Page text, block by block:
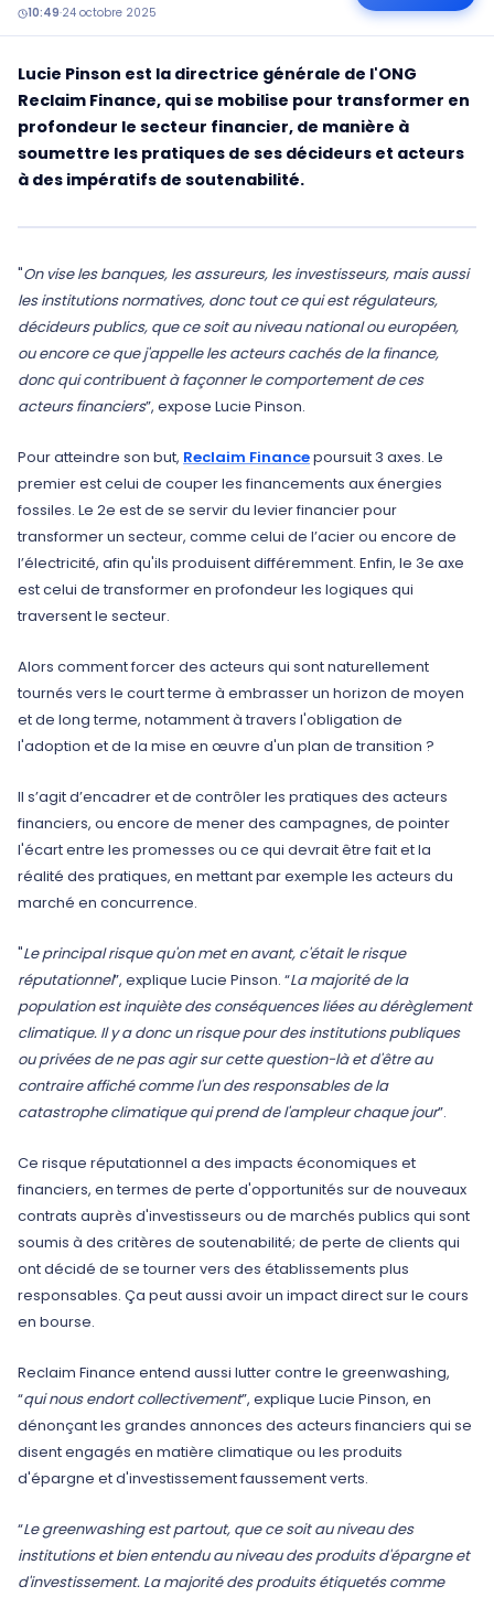
10:49·24 octobre 2025
Lucie Pinson est la directrice générale de l'ONG
Reclaim Finance, qui se mobilise pour transformer en
profondeur le secteur financier, de manière à
soumettre les pratiques de ses décideurs et acteurs
à des impératifs de soutenabilité.
"On vise les banques, les assureurs, les investisseurs, mais aussi
les institutions normatives, donc tout ce qui est régulateurs,
décideurs publics, que ce soit au niveau national ou européen,
ou encore ce que j'appelle les acteurs cachés de la finance,
donc qui contribuent à façonner le comportement de ces
acteurs financiers”, expose Lucie Pinson.
Pour atteindre son but, Reclaim Financepoursuit 3 axes. Le
premier est celui de couper les financements aux énergies
fossiles. Le 2e est de se servir du levier financier pour
transformer un secteur, comme celui de l’acier ou encore de
l’électricité, afin qu'ils produisent différemment. Enfin, le 3e axe
est celui de transformer en profondeur les logiques qui
traversent le secteur.
Alors comment forcer des acteurs qui sont naturellement
tournés vers le court terme à embrasser un horizon de moyen
et de long terme, notamment à travers l'obligation de
l'adoption et de la mise en œuvre d'un plan de transition ?
Il s’agit d’encadrer et de contrôler les pratiques des acteurs
financiers, ou encore de mener des campagnes, de pointer
l'écart entre les promesses ou ce qui devrait être fait et la
réalité des pratiques, en mettant par exemple les acteurs du
marché en concurrence.
"Le principal risque qu'on met en avant, c'était le risque
réputationnel”, explique Lucie Pinson. “La majorité de la
population est inquiète des conséquences liées au dérèglement
climatique. Il y a donc un risque pour des institutions publiques
ou privées de ne pas agir sur cette question-là et d'être au
contraire affiché comme l'un des responsables de la
catastrophe climatique qui prend de l'ampleur chaque jour”.
Ce risque réputationnel a des impacts économiques et
financiers, en termes de perte d'opportunités sur de nouveaux
contrats auprès d'investisseurs ou de marchés publics qui sont
soumis à des critères de soutenabilité; de perte de clients qui
ont décidé de se tourner vers des établissements plus
responsables. Ça peut aussi avoir un impact direct sur le cours
en bourse.
Reclaim Finance entend aussi lutter contre le greenwashing,
“qui nous endort collectivement”, explique Lucie Pinson, en
dénonçant les grandes annonces des acteurs financiers qui se
disent engagés en matière climatique ou les produits
d'épargne et d'investissement faussement verts.
“Le greenwashing est partout, que ce soit au niveau des
institutions et bien entendu au niveau des produits d'épargne et
d'investissement. La majorité des produits étiquetés comme